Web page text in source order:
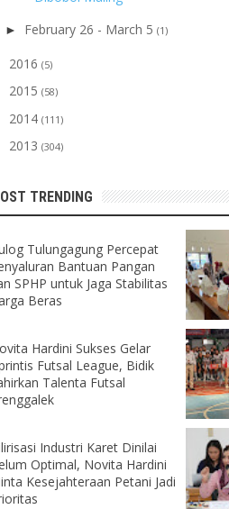
► February 26 - March 5 (1)
2016 (5)
2015 (58)
2014 (111)
2013 (304)
TRENDING
Tulungagung Percepat
Bantuan Pangan
SPHP untuk Jaga Stabilitas
Beras
Hardini Sukses Gelar
Futsal League, Bidik
Talenta Futsal
Industri Karet Dinilai
Optimal, Novita Hardini
Kesejahteraan Petani Jadi